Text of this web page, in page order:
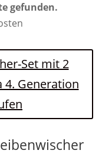
gefunden.
Set mit 2
Generation